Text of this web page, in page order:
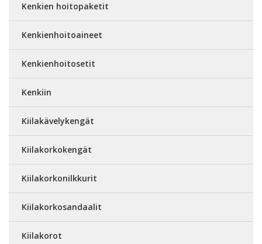
Kenkien hoitopaketit
Kenkienhoitoaineet
Kenkienhoitosetit
Kenkiin
Kiilakävelykengät
Kiilakorkokengät
Kiilakorkonilkkurit
Kiilakorkosandaalit
Kiilakorot